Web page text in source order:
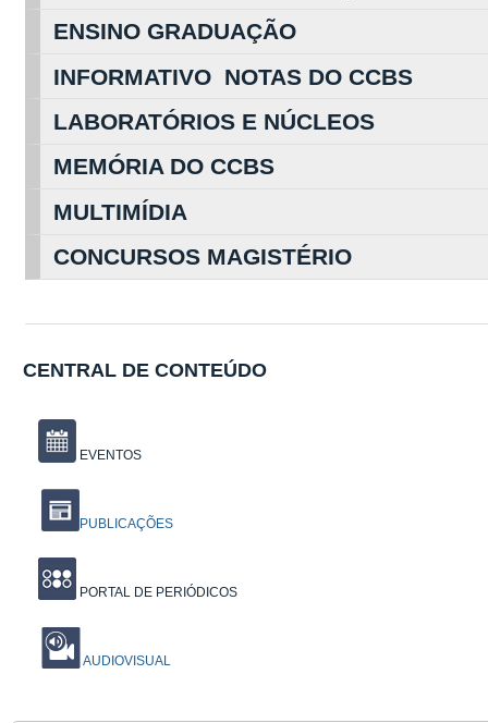
ENSINO GRADUAÇÃO
INFORMATIVO NOTAS DO CCBS
LABORATÓRIOS E NÚCLEOS
MEMÓRIA DO CCBS
MULTIMÍDIA
CONCURSOS MAGISTÉRIO
CENTRAL DE CONTEÚDO
EVENTOS
PUBLICAÇÕES
PORTAL DE PERIÓDICOS
AUDIOVISUAL